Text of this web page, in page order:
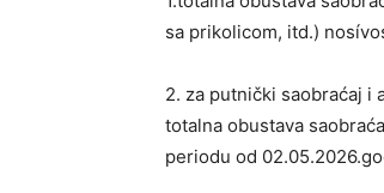
sa prikolicom, itd.)
2. za putnički saobraćaj i
totalna obustava
periodu od